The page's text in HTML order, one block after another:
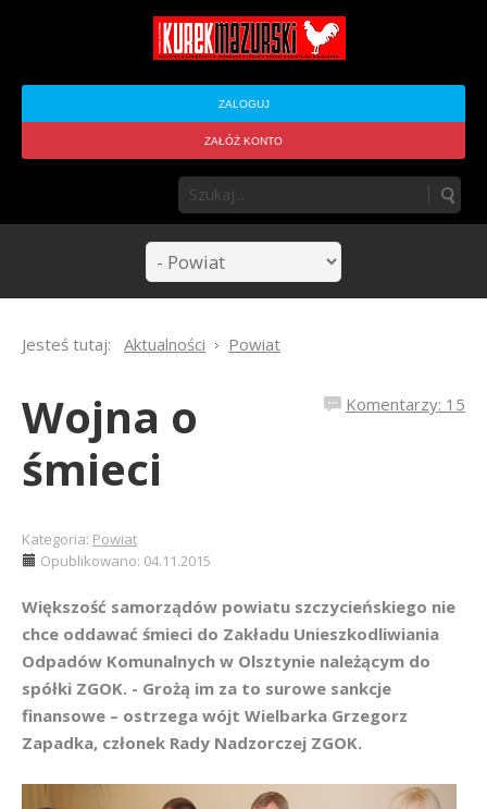
ZALOGUJ
ZAŁÓŻ KONTO
Jesteś tutaj: Aktualności Powiat
Komentarzy: 15
Wojna o
śmieci
Kategoria: Powiat
Opublikowano: 04.11.2015
Większość samorządów powiatu szczycieńskiego nie
chce oddawać śmieci do Zakładu Unieszkodliwiania
Odpadów Komunalnych w Olsztynie należącym do
spółki ZGOK. - Grożą im za to surowe sankcje
finansowe – ostrzega wójt Wielbarka Grzegorz
Zapadka, członek Rady Nadzorczej ZGOK.